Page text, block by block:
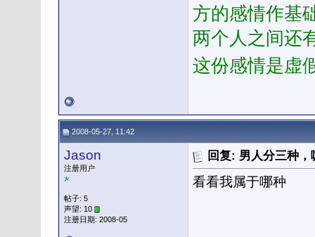
方的感情作基
两个人之间还
这份感情是虚
2008-05-27, 11:42
Jason
注册用户
帖子: 5
声望: 10
注册日期: 2008-05
回复: 男人分三种
看看我属于哪种